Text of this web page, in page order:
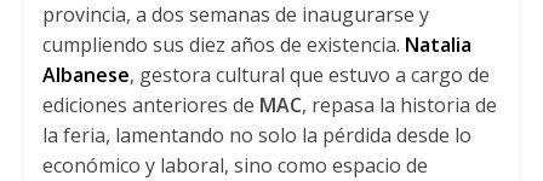
provincia, a dos semanas de inaugurarse y
cumpliendo sus diez años de existencia. Natalia
Albanese, gestora cultural que estuvo a cargo de
ediciones anteriores de MAC, repasa la historia de
la feria, lamentando no solo la pérdida desde lo
económico y laboral, sino como espacio de